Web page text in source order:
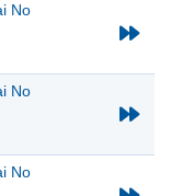
No
No
No